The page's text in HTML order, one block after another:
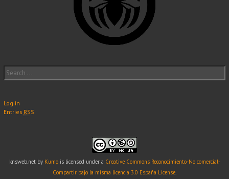
Search
for:
Log in
Entries RSS
knsweb.netby Kumois licensed under a Creative Commons Reconocimiento-No comercial-
Compartir bajo la misma licencia 3.0 España License.